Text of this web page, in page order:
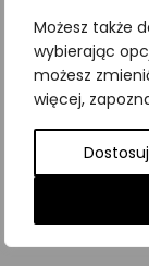
Możesz także
wybierając
możesz
więcej,
Dostosuj
Klocki
196,80zł
Dodaj do